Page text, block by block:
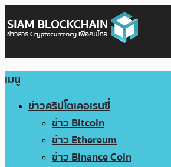
เมนู
ข่าวคริปโตเคอเรนซี่
ข่าว Bitcoin
ข่าว Ethereum
ข่าว Binance Coin